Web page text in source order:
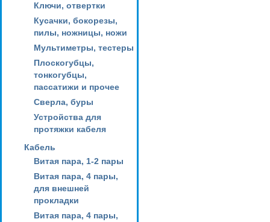
Ключи, отвертки
Кусачки, бокорезы,
пилы, ножницы, ножи
Мультиметры, тестеры
Плоскогубцы,
тонкогубцы,
пассатижи и прочее
Сверла, буры
Устройства для
протяжки кабеля
Кабель
Витая пара, 1-2 пары
Витая пара, 4 пары,
для внешней
прокладки
Витая пара, 4 пары,